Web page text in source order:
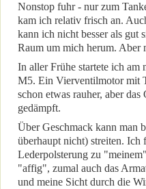
Nonstop fuhr - nur zum
kam ich relativ frisch an.
kann ich nicht besser als gut
Raum um mich herum. Aber
In aller Frühe startete ich
M5. Ein Vierventilmotor mit
schon etwas rauher, aber
gedämpft.
Über Geschmack kann man
überhaupt nicht) streiten. Ich
Lederpolsterung zu
"affig", zumal auch das
und meine Sicht durch die